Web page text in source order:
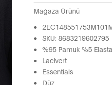
Mağaza Ürünü
SKU: 8683219602795
%95 Pamuk %5
Lacivert
Essentials
Düz